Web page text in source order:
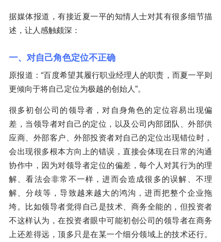
据媒体报道，有接近夏一平的知情人士对其有很多细节描
述，让人感触颇深：
一、对自己角色定位不正确
原报道：“百度希望其履行职业经理人的职责，而夏一平则
更倾向于将自己定位为极越的创始人”。
很多初创公司的领导者，对自身角色的定位容易出现偏
差，当领导者对自己的定位，以及公司内部团队、外部供
应商、外部客户、外部投资者对自己的定位出现错位时，
会出现很多根本方向上的错误，直接会体现在日常的沟通
协作中，因为对领导者定位的偏差，每个人对其行为的理
解、看法会非常不一样，进而会造成很多的误解、不理
解、分歧等，导致越来越大的鸿沟，进而把整个企业拖
垮。比如领导者觉得自己是技术、商务全能的，但投资者
不这样认为，在投资者眼中可能初创公司的领导者在商务
上还差得远，顶多只是在某一个细分领域上的技术还行。